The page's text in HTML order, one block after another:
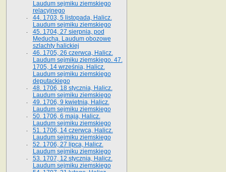
Laudum sejmiku ziemskiego
relacyjnego
44. 1703, 5 listopada, Halicz.
Laudum sejmiku ziemskiego
45. 1704, 27 sierpnia, pod
Meduchą. Laudum obozowe
szlachty halickiej
46. 1705, 26 czerwca, Halicz.
Laudum sejmiku ziemskiego. 47.
1705, 14 września, Halicz.
Laudum sejmiku ziemskiego
deputackiego
48. 1706, 18 stycznia, Halicz.
Laudum sejmiku ziemskiego
49. 1706, 9 kwietnia, Halicz.
Laudum sejmiku ziemskiego
50. 1706, 6 maja, Halicz.
Laudum sejmiku ziemskiego
51. 1706, 14 czerwca, Halicz.
Laudum sejmiku ziemskiego
52. 1706, 27 lipca, Halicz.
Laudum sejmiku ziemskiego
53. 1707, 12 stycznia, Halicz.
Laudum sejmiku ziemskiego